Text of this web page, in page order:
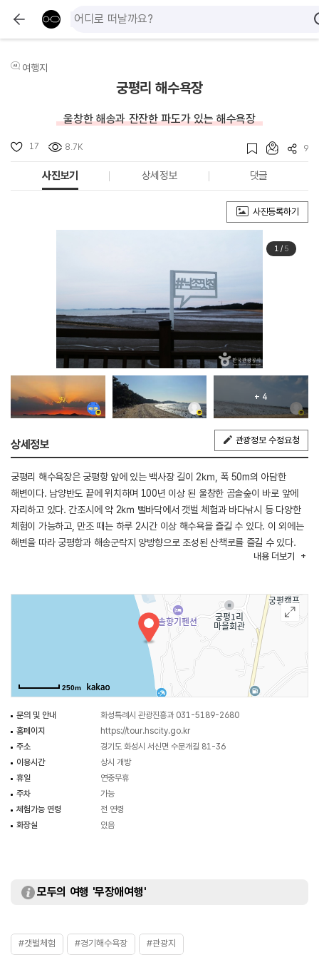
여행지
궁평리 해수욕장
울창한 해송과 잔잔한 파도가 있는 해수욕장
17 8.7K 9
사진보기 상세정보 댓글
사진등록하기
1/ 5
+ 4
상세정보 관광정보 수정요청
궁평리 해수욕장은 궁평항 앞에 있는 백사장 길이 2㎞, 폭 50m의 아담한
해변이다. 남양반도 끝에 위치하며 100년 이상 된 울창한 곰솔숲이 바로 앞에
자리하고 있다. 간조시에 약 2㎞ 뻘바닥에서 갯벌 체험과 바다낚시 등 다양한
체험이 가능하고, 만조 때는 하루 2시간 이상 해수욕을 즐길 수 있다. 이 외에는
해변을 따라 궁평항과 해송군락지 양방향으로 조성된 산책로를 즐길 수 있다.
궁평리 해수욕장은 해변에 그늘막 텐트, 파라솔 설치를 할 수 있고 차박 역시
취사도 가능하다.
내용 더보기
250m
문의 및 안내
화성특례시 관광진흥과 031-5189-2680
홈페이지
https://tour.hscity.go.kr
주소
경기도 화성시 서신면 수문개길 81-36
이용시간
상시 개방
휴일
연중무휴
주차
가능
체험가능 연령
전 연령
화장실
있음
모두의 여행 '무장애여행'
#갯벌체험 #경기해수욕장 #관광지